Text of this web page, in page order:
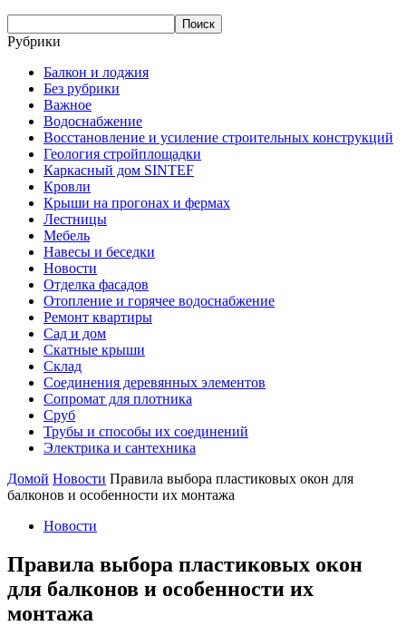
Рубрики
Балкон и лоджия
Без рубрики
Важное
Водоснабжение
Восстановление и усиление строительных конструкций
Геология стройплощадки
Каркасный дом SINTEF
Кровли
Крыши на прогонах и фермах
Лестницы
Мебель
Навесы и беседки
Новости
Отделка фасадов
Отопление и горячее водоснабжение
Ремонт квартиры
Сад и дом
Скатные крыши
Склад
Соединения деревянных элементов
Сопромат для плотника
Сруб
Трубы и способы их соединений
Электрика и сантехника
Домой Новости Правила выбора пластиковых окон для
балконов и особенности их монтажа
Новости
Правила выбора пластиковых окон
для балконов и особенности их
монтажа